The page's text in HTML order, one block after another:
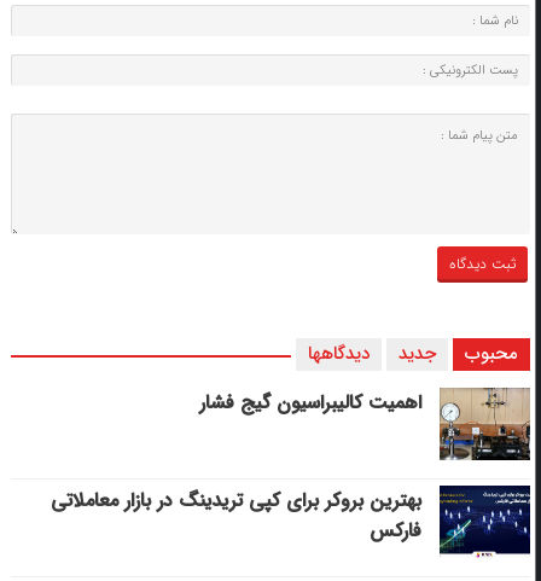
محبوب جدید دیدگاهها
اهمیت کالیبراسیون گیج فشار
بهترین بروکر برای کپی‌ تریدینگ در بازار معاملاتی
فارکس